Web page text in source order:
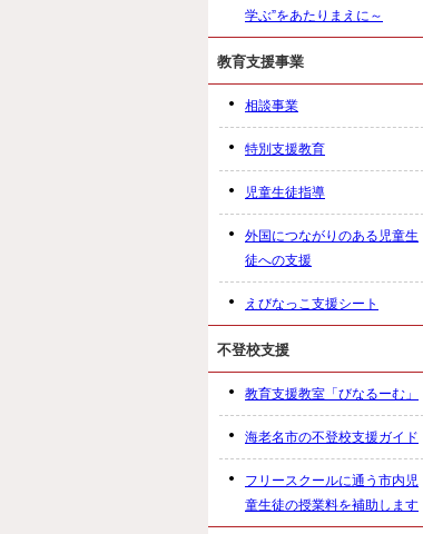
学ぶ”をあたりまえに～
教育支援事業
相談事業
特別支援教育
児童生徒指導
外国につながりのある児童生
徒への支援
えびなっこ支援シート
不登校支援
教育支援教室「びなるーむ」
海老名市の不登校支援ガイド
フリースクールに通う市内児
童生徒の授業料を補助します